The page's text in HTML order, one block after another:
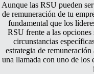
Aunque las RSU pueden
de remuneración de tu
fundamental que los
RSU frente a las opciones
circunstancias
estrategia de
una llamada con uno de los